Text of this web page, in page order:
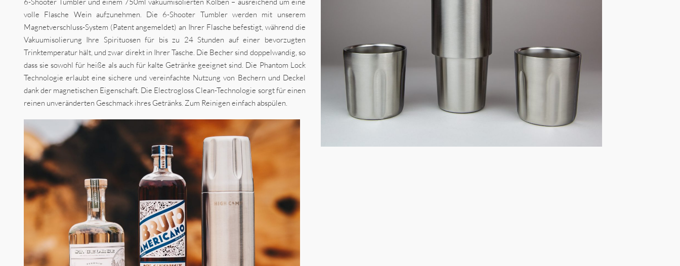
volle Flasche Wein aufzunehmen. Die 6-Shooter Tumbler werden mit unserem
Magnetverschluss-System (Patent angemeldet) an Ihrer Flasche befestigt, während die
Vakuumisolierung Ihre Spirituosen für bis zu 24 Stunden auf einer bevorzugten
Trinktemperatur hält, und zwar direkt in Ihrer Tasche. Die Becher sind doppelwandig, so
dass sie sowohl für heiße als auch für kalte Getränke geeignet sind. Die Phantom Lock
Technologie erlaubt eine sichere und vereinfachte Nutzung von Bechern und Deckel
dank der magnetischen Eigenschaft. Die Electrogloss Clean-Technologie sorgt für einen
reinen unveränderten Geschmack ihres Getränks. Zum Reinigen einfach abspülen.